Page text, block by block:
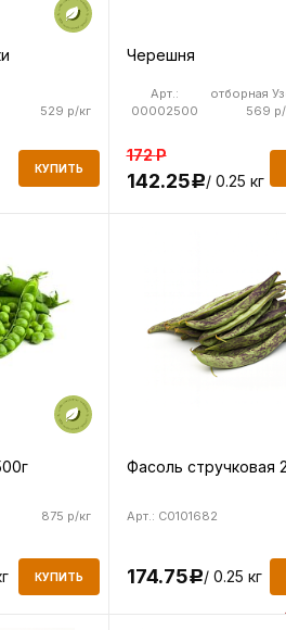
529 р/кг
КУПИТЬ
Черешня
отборная
569 р/
Арт.:
00002500
172Р
142.25Р/ 0.25 кг
875 р/кг
КУПИТЬ
Фасоль стручковая
Арт.: C0101682
174.75Р/ 0.25 кг